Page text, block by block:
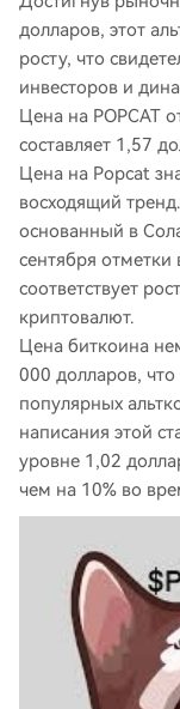
долларов, этот
росту, что
инвесторов и
Цена на POPCAT
составляет 1,57
Цена на Popcat
восходящий
основанный в
сентября отметки
соответствует
криптовалют.
Цена биткоина
000 долларов, что
популярных
написания этой
уровне 1,02
чем на 10% во